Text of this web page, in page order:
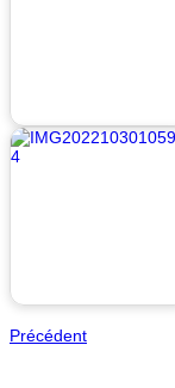
Précédent